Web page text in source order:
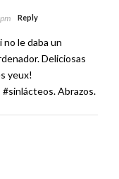
Reply
le daba un
Deliciosas
yeux!
Abrazos.